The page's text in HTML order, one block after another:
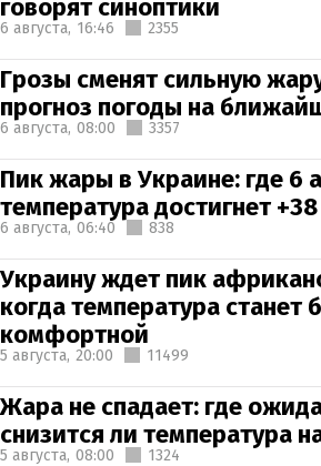
говорят синоптики
6 августа, 16:46 2355
Грозы сменят сильную
прогноз погоды на
6 августа, 08:00 3357
Пик жары в Украине: где 6
температура достигнет
6 августа, 06:40 838
Украину ждет пик
когда температура станет
комфортной
5 августа, 20:00 11499
Жара не спадает: где
снизится ли температура
5 августа, 08:00 1324